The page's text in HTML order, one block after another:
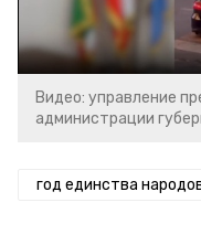
Видео: управление
администрации
год единства